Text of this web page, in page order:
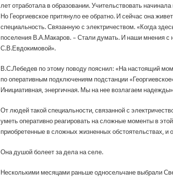
лет отработала в образовании. Учительствовать
Но Георгиевское притянуло ее обратно. И сейчас она
специальность. Связанную с электричеством. «Когда
поселения В.А.Макаров. – Стали думать. И наши мнения
С.В.Евдокимовой».
В.С.Лебедев по этому поводу пояснил: «На настоящий
по оперативным подключениям подстанции
Инициативная, энергичная. Мы на нее возлагаем надежды»
От людей такой специальности, связанной с
уметь оперативно реагировать на сложные моменты в
приобретенные в сложных жизненных обстоятельствах, и
Она душой болеет за дела на селе.
Несколькими месяцами раньше односельчане выбрали